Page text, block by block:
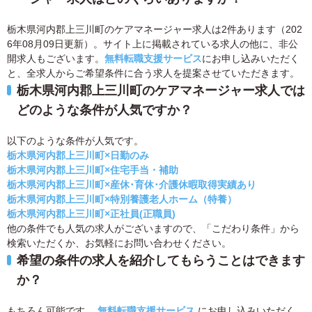
栃木県河内郡上三川町のケアマネージャー求人は2件あります（202
6年08月09日更新）。サイト上に掲載されている求人の他に、非公
開求人もございます。 無料転職支援サービスにお申し込みいただく
と、全求人からご希望条件に合う求人を提案させていただきます。
栃木県河内郡上三川町のケアマネージャー求人では
どのような条件が人気ですか？
以下のような条件が人気です。
栃木県河内郡上三川町×日勤のみ
栃木県河内郡上三川町×住宅手当・補助
栃木県河内郡上三川町×産休･育休･介護休暇取得実績あり
栃木県河内郡上三川町×特別養護老人ホーム（特養）
栃木県河内郡上三川町×正社員(正職員)
他の条件でも人気の求人がございますので、「こだわり条件」から
検索いただくか、お気軽にお問い合わせください。
希望の条件の求人を紹介してもらうことはできます
か？